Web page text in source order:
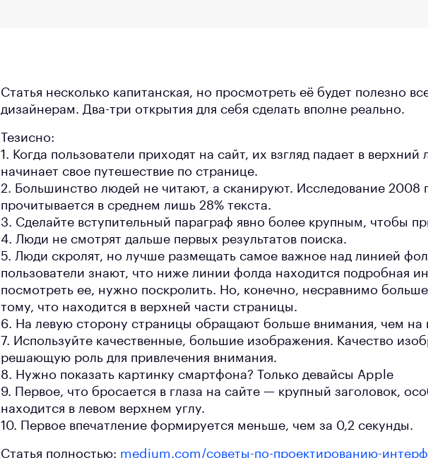
Статья несколько капитанская, но просмотреть её будет полезно
дизайнерам. Два-три открытия для себя сделать вполне реально.
Тезисно:
1. Когда пользователи приходят на сайт, их взгляд падает в верхний
начинает свое путешествие по странице.
2. Большинство людей не читают, а сканируют. Исследование 2008
прочитывается в среднем лишь 28% текста.
3. Сделайте вступительный параграф явно более крупным, чтобы
4. Люди не смотрят дальше первых результатов поиска.
5. Люди скролят, но лучше размещать самое важное над линией
пользователи знают, что ниже линии фолда находится подробная
посмотреть ее, нужно поскролить. Но, конечно, несравнимо
тому, что находится в верхней части страницы.
6. На левую сторону страницы обращают больше внимания, чем на
7. Используйте качественные, большие изображения. Качество
решающую роль для привлечения внимания.
8. Нужно показать картинку смартфона? Только девайсы Apple
9. Первое, что бросается в глаза на сайте — крупный заголовок,
находится в левом верхнем углу.
10. Первое впечатление формируется меньше, чем за 0,2 секунды.
Статья полностью: medium.com/советы-по-проектированию-